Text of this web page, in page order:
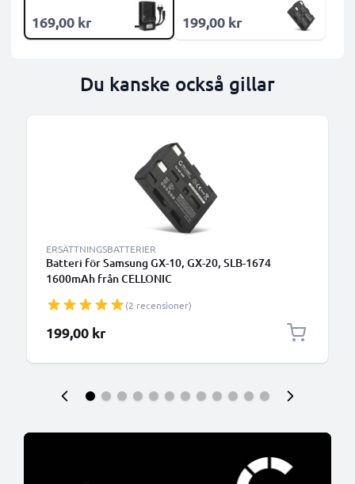
169,00 kr 199,00 kr
Du kanske också gillar
ERSÄTTNINGSBATTERIER
Batteri för Samsung GX-10, GX-20, SLB-1674
1600mAh från CELLONIC
(2 recensioner)
199,00 kr